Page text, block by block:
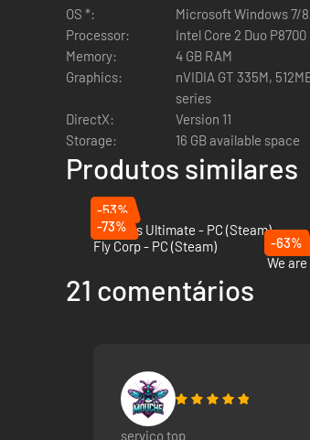
dos desportos motorizados.
Terás de levar em consideração todos
antes da corrida; tudo o que fizeres,
Deixa de ser um mero espetador;
OS *:
Microsoft Windows 7/
Processor:
Intel Core 2 Duo P8700
Memory:
4 GB RAM
Graphics:
nVIDIA GT 335M,
series
DirectX:
Version 11
Storage:
16 GB available space
Produtos similares
-53%
Le Mans Ultimate - PC (Steam)
-73%
Fly Corp - PC (Steam)
-63%
We
21 comentários
serviço top